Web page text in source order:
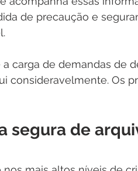
de precaução e
carga de demandas de
consideravelmente. Os
segura de